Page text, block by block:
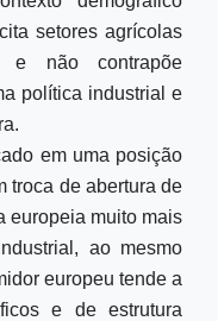
setores agrícolas
e não contrapõe
política industrial e
em uma posição
troca de abertura de
europeia muito mais
ao mesmo
europeu tende a
e de estrutura